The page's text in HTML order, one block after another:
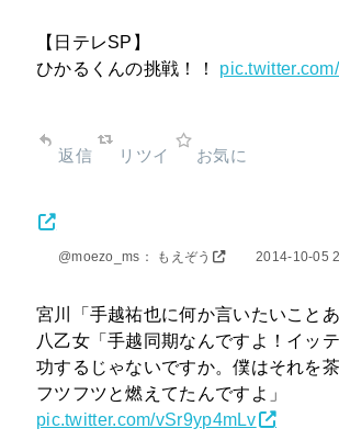
【日テレSP】
ひかるくんの挑戦！！
返信 リツイ お気に
@moezo_ms： もえぞう 2014-10-05
宮川「手越祐也に何か言いたいことあ
八乙女「手越同期なんですよ！イッ
功するじゃないですか。僕はそれを
フツフツと燃えてたんですよ」
pic.twitter.com/vSr9yp4mLv